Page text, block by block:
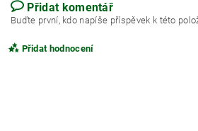
Přidat komentář
Buďte první, kdo napíše příspěvek k této
Přidat hodnocení